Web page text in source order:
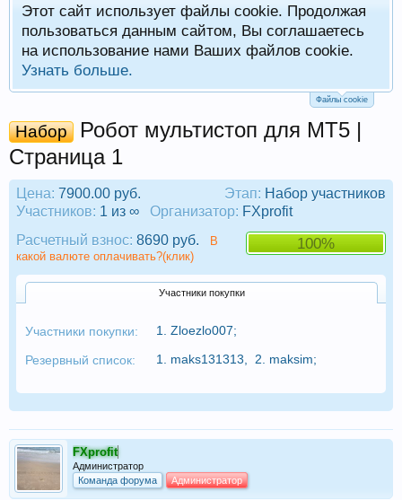
Этот сайт использует файлы cookie. Продолжая
пользоваться данным сайтом, Вы соглашаетесь
на использование нами Ваших файлов cookie.
Узнать больше.
Файлы cookie
Набор
Робот мультистоп для МТ5 |
Страница 1
Этап: Набор участников
Цена: 7900.00 руб.
Участников: 1 из ∞ Организатор: FXprofit
100%
Расчетный взнос: 8690 руб.
В
какой валюте оплачивать?(клик)
Участники покупки
Участники покупки: 1. Zloezlo007;
Резервный список: 1. maks131313 2. maksim;
FXprofit
Администратор
Команда форума
Администратор